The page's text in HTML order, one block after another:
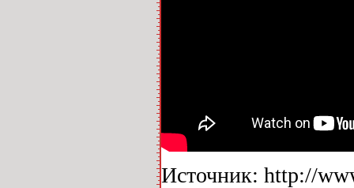
Источник: http://